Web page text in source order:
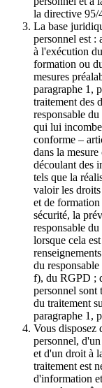
la directive 95/
La base
personnel est :
à l'exécution
formation ou
mesures
paragraphe 1,
traitement des
responsable
qui lui
conforme –
dans la
découlant des
tels que la
valoir les
et de
sécurité, la
responsable
lorsque cela
du
f), du RGPD ;
personnel sont
du traitement
paragraphe 1,
Vous disposez
personnel,
et d'un droit à
traitement est
d'information